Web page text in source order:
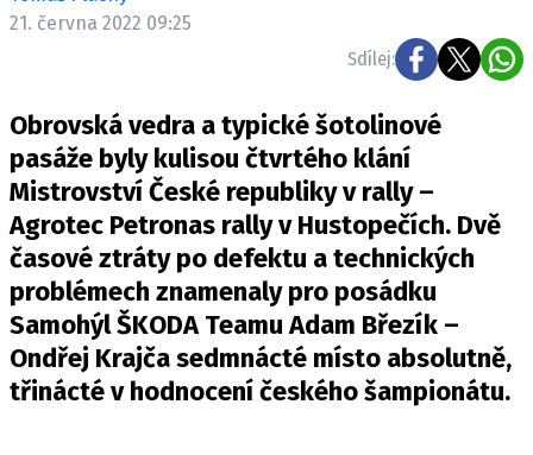
TRH S ELEKTROMOBILY
RALLY
OSTATNÍ
TISKOVKY
ROZHOVORY
DAKAR
Z DOMOVA
21. června 2022 09:25
Sdílej:
Obrovská vedra a typické šotolinové
pasáže byly kulisou čtvrtého klání
Mistrovství České republiky v rally –
Agrotec Petronas rally v Hustopečích. Dvě
časové ztráty po defektu a technických
problémech znamenaly pro posádku
Samohýl ŠKODA Teamu Adam Březík –
Ondřej Krajča sedmnácté místo absolutně,
třinácté v hodnocení českého šampionátu.